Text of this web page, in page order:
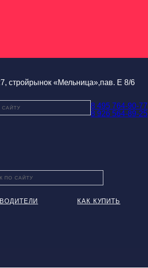
стройрынок «Мельница»,пав. Е 8/6
8 495 764-90-77
8 926 564-89-25
КАК КУПИТЬ